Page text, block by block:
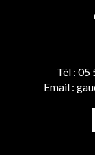
Tél : 05
Email :